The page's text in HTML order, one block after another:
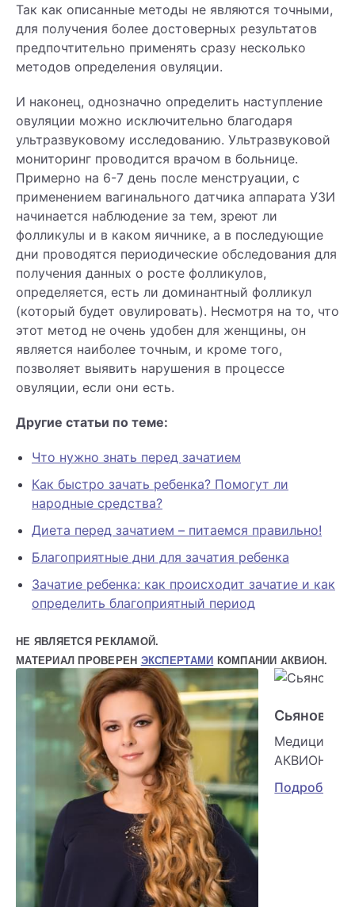
Так как описанные методы не являются точными,
для получения более достоверных результатов
предпочтительно применять сразу несколько
методов определения овуляции.
И наконец, однозначно определить наступление
овуляции можно исключительно благодаря
ультразвуковому исследованию. Ультразвуковой
мониторинг проводится врачом в больнице.
Примерно на 6-7 день после менструации, с
применением вагинального датчика аппарата УЗИ
начинается наблюдение за тем, зреют ли
фолликулы и в каком яичнике, а в последующие
дни проводятся периодические обследования для
получения данных о росте фолликулов,
определяется, есть ли доминантный фолликул
(который будет овулировать). Несмотря на то, что
этот метод не очень удобен для женщины, он
является наиболее точным, и кроме того,
позволяет выявить нарушения в процессе
овуляции, если они есть.
Другие статьи по теме:
Что нужно знать перед зачатием
Как быстро зачать ребенка? Помогут ли
народные средства?
Диета перед зачатием – питаемся правильно!
Благоприятные дни для зачатия ребенка
Зачатие ребенка: как происходит зачатие и как
определить благоприятный период
НЕ ЯВЛЯЕТСЯ РЕКЛАМОЙ.
МАТЕРИАЛ ПРОВЕРЕН ЭКСПЕРТАМИ КОМПАНИИ АКВИОН.
Сьянова
АКВИОН
Подробнее